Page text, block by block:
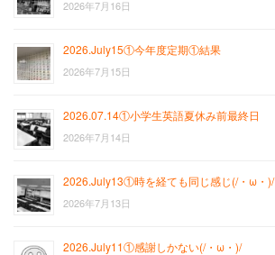
2026年7月16日
2026.July15①今年度定期①結果
2026年7月15日
2026.07.14①小学生英語夏休み前最終日
2026年7月14日
2026.July13①時を経ても同じ感じ(/・ω・)/
2026年7月13日
2026.July11①感謝しかない(/・ω・)/